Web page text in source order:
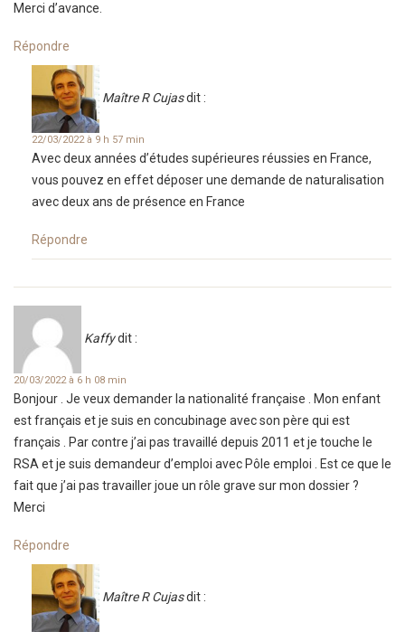
Merci d’avance.
Répondre
Maître R Cujasdit :
22/03/2022 à 9 h 57 min
Avec deux années d’études supérieures réussies en France,
vous pouvez en effet déposer une demande de naturalisation
avec deux ans de présence en France
Répondre
Kaffydit :
20/03/2022 à 6 h 08 min
Bonjour . Je veux demander la nationalité française . Mon enfant
est français et je suis en concubinage avec son père qui est
français . Par contre j’ai pas travaillé depuis 2011 et je touche le
RSA et je suis demandeur d’emploi avec Pôle emploi . Est ce que le
fait que j’ai pas travailler joue un rôle grave sur mon dossier ?
Merci
Répondre
Maître R Cujasdit :